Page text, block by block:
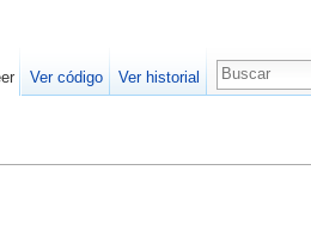
Ver código Ver historial